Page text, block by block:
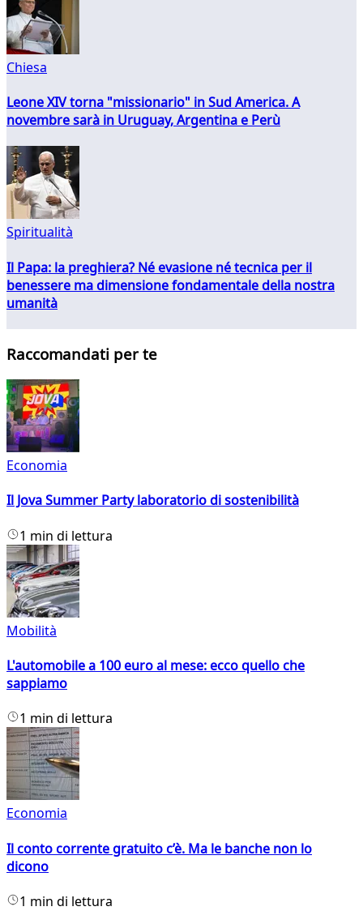
Chiesa
Leone XIV torna "missionario" in Sud America. A
novembre sarà in Uruguay, Argentina e Perù
Spiritualità
Il Papa: la preghiera? Né evasione né tecnica per il
benessere ma dimensione fondamentale della nostra
umanità
Raccomandati per te
Economia
Il Jova Summer Party laboratorio di sostenibilità
1 min di lettura
Mobilità
L'automobile a 100 euro al mese: ecco quello che
sappiamo
1 min di lettura
Economia
Il conto corrente gratuito c’è. Ma le banche non lo
dicono
1 min di lettura